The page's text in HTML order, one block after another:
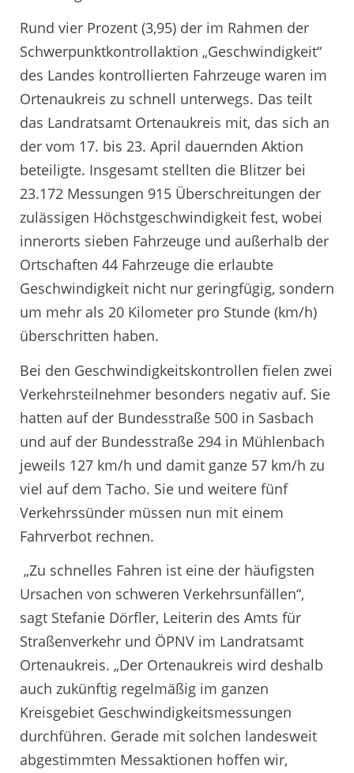
Rund vier Prozent (3,95) der im Rahmen der
Schwerpunktkontrollaktion „Geschwindigkeit“
des Landes kontrollierten Fahrzeuge waren im
Ortenaukreis zu schnell unterwegs. Das teilt
das Landratsamt Ortenaukreis mit, das sich an
der vom 17. bis 23. April dauernden Aktion
beteiligte. Insgesamt stellten die Blitzer bei
23.172 Messungen 915 Überschreitungen der
zulässigen Höchstgeschwindigkeit fest, wobei
innerorts sieben Fahrzeuge und außerhalb der
Ortschaften 44 Fahrzeuge die erlaubte
Geschwindigkeit nicht nur geringfügig, sondern
um mehr als 20 Kilometer pro Stunde (km/h)
überschritten haben.
Bei den Geschwindigkeitskontrollen fielen zwei
Verkehrsteilnehmer besonders negativ auf. Sie
hatten auf der Bundesstraße 500 in Sasbach
und auf der Bundesstraße 294 in Mühlenbach
jeweils 127 km/h und damit ganze 57 km/h zu
viel auf dem Tacho. Sie und weitere fünf
Verkehrssünder müssen nun mit einem
Fahrverbot rechnen.
„Zu schnelles Fahren ist eine der häufigsten
Ursachen von schweren Verkehrsunfällen“,
sagt Stefanie Dörfler, Leiterin des Amts für
Straßenverkehr und ÖPNV im Landratsamt
Ortenaukreis. „Der Ortenaukreis wird deshalb
auch zukünftig regelmäßig im ganzen
Kreisgebiet Geschwindigkeitsmessungen
durchführen. Gerade mit solchen landesweit
abgestimmten Messaktionen hoffen wir,